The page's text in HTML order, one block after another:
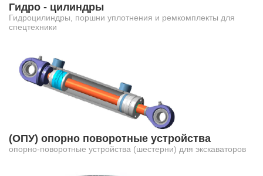
Гидро - цилиндры
Гидроцилиндры, поршни уплотнения и ремкомплекты для
спецтехники
(ОПУ) опорно поворотные устройства
опорно-поворотные устройства (шестерни) для экскаваторов